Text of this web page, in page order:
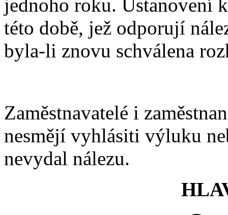
jednoho roku. Ustanovení
této době, jež odporují
byla-li znovu schválena
Zaměstnavatelé i
nesmějí vyhlásiti výluku
nevydal nálezu.